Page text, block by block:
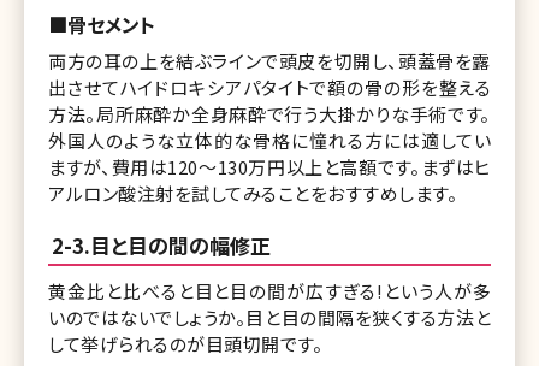
■骨セメント
両方の耳の上を結ぶラインで頭皮を切開し、頭蓋骨を露
出させてハイドロキシアパタイトで額の骨の形を整える
方法。局所麻酔か全身麻酔で行う大掛かりな手術です。
外国人のような立体的な骨格に憧れる方には適してい
ますが、費用は120〜130万円以上と高額です。まずはヒ
アルロン酸注射を試してみることをおすすめします。
2-3.目と目の間の幅修正
黄金比と比べると目と目の間が広すぎる!という人が多
いのではないでしょうか。目と目の間隔を狭くする方法と
して挙げられるのが目頭切開です。